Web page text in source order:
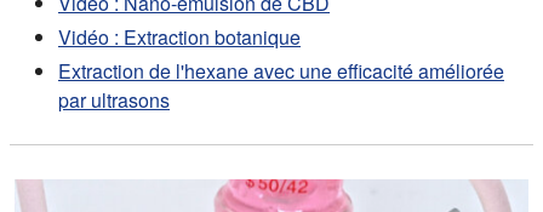
Vidéo : Extraction botanique
Extraction de l'hexane avec une efficacité améliorée
par ultrasons